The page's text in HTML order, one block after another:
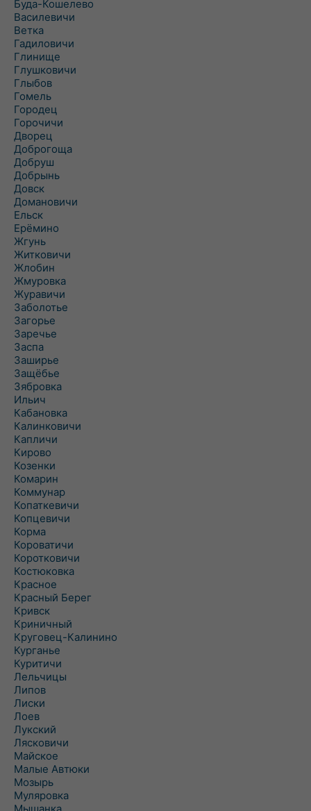
Буда-Кошелево
Василевичи
Ветка
Гадиловичи
Глинище
Глушковичи
Глыбов
Гомель
Городец
Горочичи
Дворец
Доброгоща
Добруш
Добрынь
Довск
Домановичи
Ельск
Ерёмино
Жгунь
Житковичи
Жлобин
Жмуровка
Журавичи
Заболотье
Загорье
Заречье
Заспа
Заширье
Защёбье
Зябровка
Ильич
Кабановка
Калинковичи
Капличи
Кирово
Козенки
Комарин
Коммунар
Копаткевичи
Копцевичи
Корма
Короватичи
Коротковичи
Костюковка
Красное
Красный Берег
Кривск
Криничный
Круговец-Калинино
Курганье
Куритичи
Лельчицы
Липов
Лиски
Лоев
Лукский
Лясковичи
Майское
Малые Автюки
Мозырь
Муляровка